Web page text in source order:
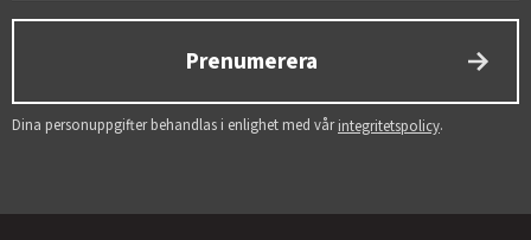
Prenumerera
Dina personuppgifter behandlas i enlighet med vårintegritetspolicy.